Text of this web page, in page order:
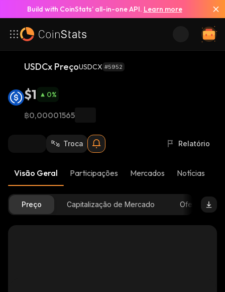
Build with CoinStats’ all-in-one API. Learn more
USDCx PreçoUSDCX #5952
$1 0%
฿0,00001565
Troca Relatório
Visão Geral Participações Mercados Notícias
Preço Capitalização de Mercado Oferta